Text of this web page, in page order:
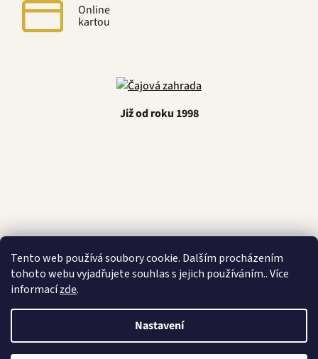
Tento web používá soubory cookie. Dalším procházením
tohoto webu vyjadřujete souhlas s jejich používáním.. Více
informacízde.
Nastavení
Online
kartou
Již od roku 1998
Latino Café
Vytvořil Shoptet